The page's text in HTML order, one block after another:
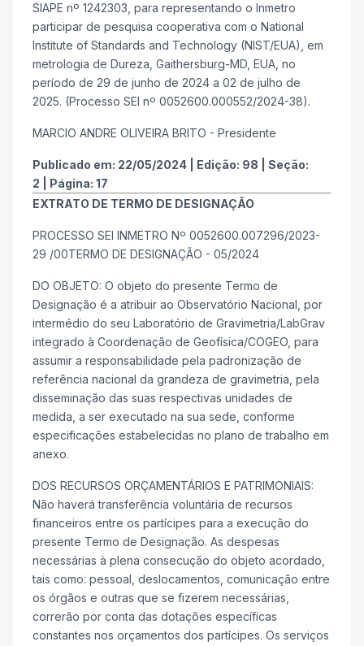
SIAPE nº 1242303, para representando o Inmetro
participar de pesquisa cooperativa com o National
Institute of Standards and Technology (NIST/EUA), em
metrologia de Dureza, Gaithersburg-MD, EUA, no
período de 29 de junho de 2024 a 02 de julho de
2025. (Processo SEI nº 0052600.000552/2024-38).
MARCIO ANDRE OLIVEIRA BRITO - Presidente
Publicado em: 22/05/2024 Edição: 98
Seção:
2
Página: 17
EXTRATO DE TERMO DE DESIGNAÇÃO
PROCESSO SEI INMETRO Nº 0052600.007296/2023-
29 /00TERMO DE DESIGNAÇÃO - 05/2024
DO OBJETO: O objeto do presente Termo de
Designação é a atribuir ao Observatório Nacional, por
intermédio do seu Laboratório de Gravimetria/LabGrav
integrado à Coordenação de Geofísica/COGEO, para
assumir a responsabilidade pela padronização de
referência nacional da grandeza de gravimetria, pela
disseminação das suas respectivas unidades de
medida, a ser executado na sua sede, conforme
especificações estabelecidas no plano de trabalho em
anexo.
DOS RECURSOS ORÇAMENTÁRIOS E PATRIMONIAIS:
Não haverá transferência voluntária de recursos
financeiros entre os partícipes para a execução do
presente Termo de Designação. As despesas
necessárias à plena consecução do objeto acordado,
tais como: pessoal, deslocamentos, comunicação entre
os órgãos e outras que se fizerem necessárias,
correrão por conta das dotações específicas
constantes nos orçamentos dos partícipes. Os serviços